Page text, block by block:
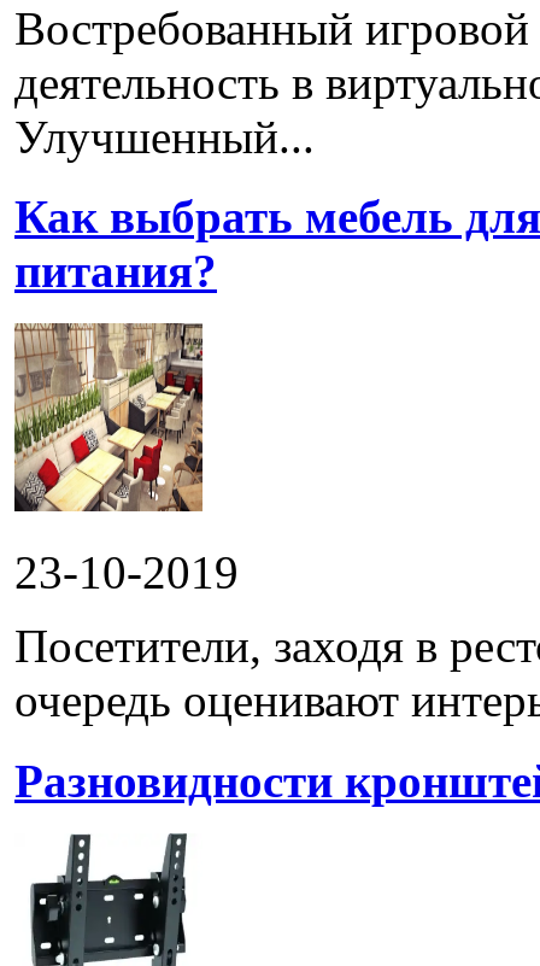
Востребованный
деятельность в
Улучшенный...
Как выбрать мебель
питания?
23-10-2019
Посетители, заходя в
очередь оценивают
Разновидности